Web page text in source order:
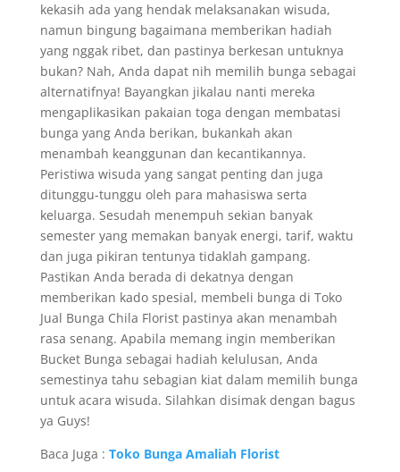
kekasih ada yang hendak melaksanakan wisuda,
namun bingung bagaimana memberikan hadiah
yang nggak ribet, dan pastinya berkesan untuknya
bukan? Nah, Anda dapat nih memilih bunga sebagai
alternatifnya! Bayangkan jikalau nanti mereka
mengaplikasikan pakaian toga dengan membatasi
bunga yang Anda berikan, bukankah akan
menambah keanggunan dan kecantikannya.
Peristiwa wisuda yang sangat penting dan juga
ditunggu-tunggu oleh para mahasiswa serta
keluarga. Sesudah menempuh sekian banyak
semester yang memakan banyak energi, tarif, waktu
dan juga pikiran tentunya tidaklah gampang.
Pastikan Anda berada di dekatnya dengan
memberikan kado spesial, membeli bunga di Toko
Jual Bunga Chila Florist pastinya akan menambah
rasa senang. Apabila memang ingin memberikan
Bucket Bunga sebagai hadiah kelulusan, Anda
semestinya tahu sebagian kiat dalam memilih bunga
untuk acara wisuda. Silahkan disimak dengan bagus
ya Guys!
Baca Juga : Toko Bunga Amaliah Florist